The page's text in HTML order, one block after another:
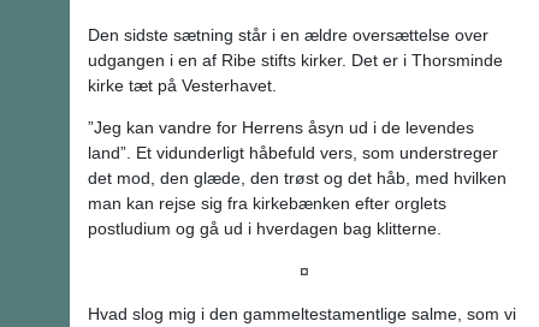
Den sidste sætning står i en ældre oversættelse over
udgangen i en af Ribe stifts kirker. Det er i Thorsminde
kirke tæt på Vesterhavet.
”Jeg kan vandre for Herrens åsyn ud i de levendes
land”. Et vidunderligt håbefuld vers, som understreger
det mod, den glæde, den trøst og det håb, med hvilken
man kan rejse sig fra kirkebænken efter orglets
postludium og gå ud i hverdagen bag klitterne.
¤
Hvad slog mig i den gammeltestamentlige salme, som vi